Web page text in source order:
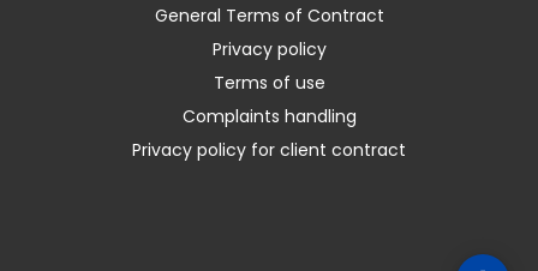
General Terms of Contract
Privacy policy
Terms of use
Complaints handling
Privacy policy for client contract